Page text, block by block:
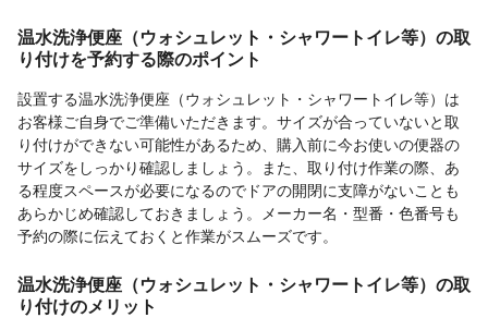
温水洗浄便座（ウォシュレット・シャワートイレ等）の取
り付けを予約する際のポイント
設置する温水洗浄便座（ウォシュレット・シャワートイレ等）は
お客様ご自身でご準備いただきます。サイズが合っていないと取
り付けができない可能性があるため、購入前に今お使いの便器の
サイズをしっかり確認しましょう。また、取り付け作業の際、あ
る程度スペースが必要になるのでドアの開閉に支障がないことも
あらかじめ確認しておきましょう。メーカー名・型番・色番号も
予約の際に伝えておくと作業がスムーズです。
温水洗浄便座（ウォシュレット・シャワートイレ等）の取
り付けのメリット